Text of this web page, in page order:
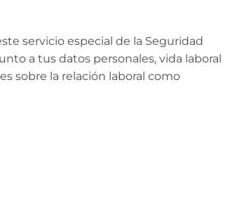
servicio especial de la Seguridad
a tus datos personales, vida laboral
sobre la relación laboral como